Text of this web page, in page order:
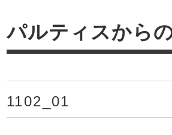
パルティスから
1102_01